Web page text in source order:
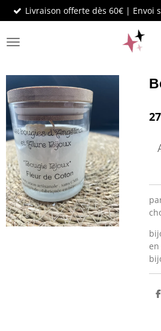
Passer
au
contenu
principal
Livraison offerte dès 60€ | Envoi
P